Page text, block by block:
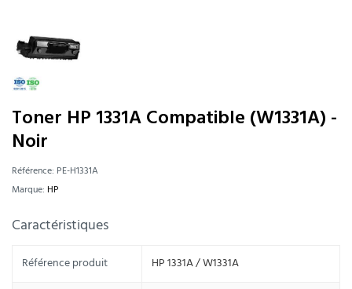
Toner HP 1331A Compatible (W1331A) -
Noir
Référence: PE-H1331A
Marque: HP
Caractéristiques
Référence produit HP 1331A / W1331A